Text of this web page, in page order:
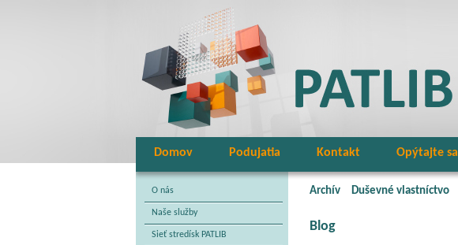
Domov Podujatia Kontakt Opýtajte sa
O nás
Naše služby
Sieť stredísk PATLIB
Archív Duševné vlastníctvo
Blog